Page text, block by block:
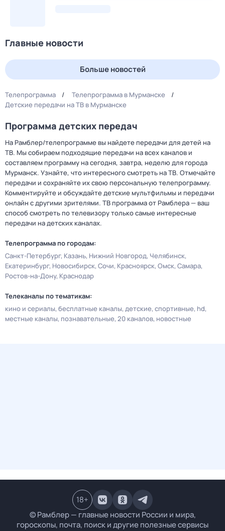
Главные новости
Больше новостей
Телепрограмма
Телепрограмма в Мурманске
Детские передачи на ТВ в Мурманске
Программа детских передач
На Рамблер/телепрограмме вы найдете передачи для детей на
ТВ. Мы собираем подходящие передачи на всех каналов и
составляем программу на сегодня, завтра, неделю для города
Мурманск. Узнайте, что интересного смотреть на ТВ. Отмечайте
передачи и сохраняйте их свою персональную телепрограмму.
Комментируйте и обсуждайте детские мультфильмы и передачи
онлайн с другими зрителями. ТВ программа от Рамблера — ваш
способ смотреть по телевизору только самые интересные
передачи на детских каналах.
Телепрограмма по городам:
Санкт-Петербург Казань Нижний Новгород Челябинск
Екатеринбург Новосибирск Сочи Красноярск Омск Самара
Ростов-на-Дону Краснодар
Телеканалы по тематикам:
кино и сериалы бесплатные каналы детские спортивные hd
местные каналы познавательные 20 каналов новостные
© Рамблер — главные новости России и мира,
гороскопы, почта, поиск и другие полезные сервисы
18+